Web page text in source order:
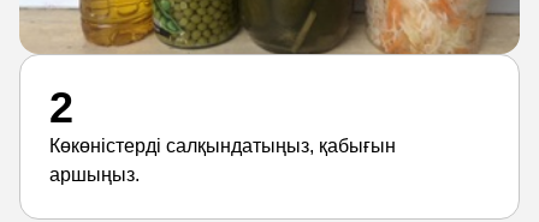
2
Көкөністерді салқындатыңыз, қабығын
аршыңыз.